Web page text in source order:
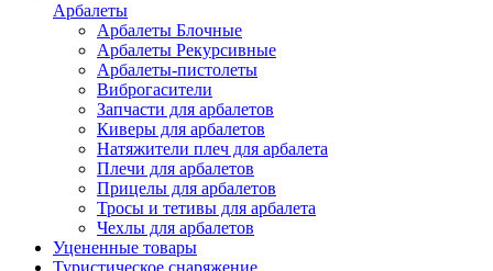
Арбалеты
Арбалеты Блочные
Арбалеты Рекурсивные
Арбалеты-пистолеты
Виброгасители
Запчасти для арбалетов
Киверы для арбалетов
Натяжители плеч для арбалета
Плечи для арбалетов
Прицелы для арбалетов
Тросы и тетивы для арбалета
Чехлы для арбалетов
Уцененные товары
Туристическое снаряжение